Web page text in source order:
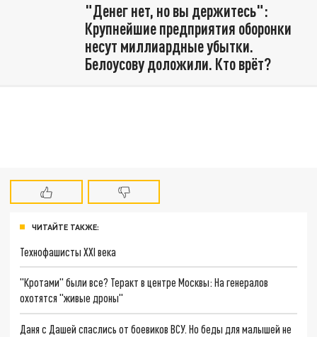
"Денег нет, но вы держитесь":
Крупнейшие предприятия оборонки
несут миллиардные убытки.
Белоусову доложили. Кто врёт?
ЧИТАЙТЕ ТАКЖЕ:
Технофашисты XXI века
"Кротами" были все? Теракт в центре Москвы: На генералов
охотятся "живые дроны"
Даня с Дашей спаслись от боевиков ВСУ. Но беды для малышей не